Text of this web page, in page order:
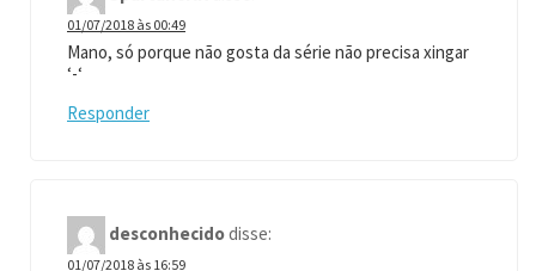
01/07/2018 às 00:49
Mano, só porque não gosta da série não precisa xingar
‘-‘
Responder
desconhecidodisse:
01/07/2018 às 16:59